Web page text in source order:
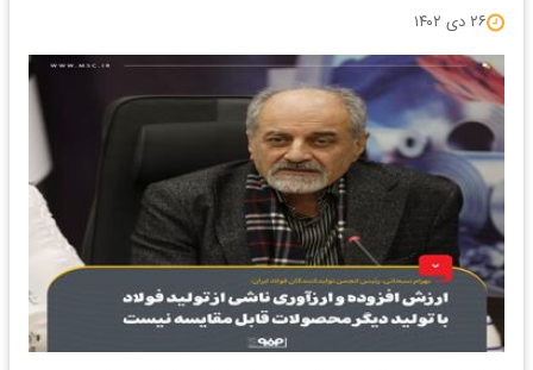
۲۶ دی ۱۴۰۲